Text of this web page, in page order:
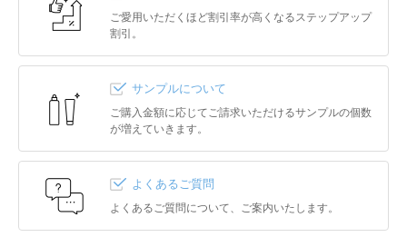
ご愛用いただくほど割引率が高くなるステップアップ
割引。
サンプルについて
ご購入金額に応じてご請求いただけるサンプルの個数
が増えていきます。
よくあるご質問
よくあるご質問について、ご案内いたします。